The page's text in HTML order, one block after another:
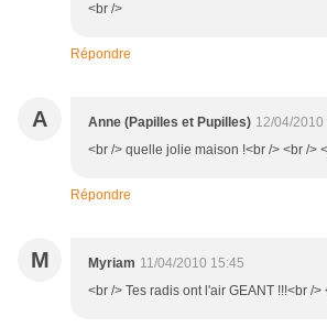
<br />
Répondre
A Anne (Papilles et Pupilles) 12/04/2010
<br /> quelle jolie maison !<br /> <br />
Répondre
M Myriam 11/04/2010 15:45
<br /> Tes radis ont l'air GEANT !!!<br />